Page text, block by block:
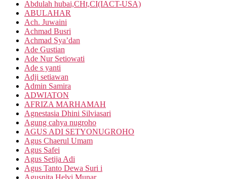
Abdulah hubai,CHt,CI(IACT-USA)
ABULAHAR
Ach. Juwaini
Achmad Busri
Achmad Sya’dan
Ade Gustian
Ade Nur Setiowati
Ade s yanti
Adji setiawan
Admin Samira
ADWIATON
AFRIZA MARHAMAH
Agnestasia Dhini Silviasari
Agung cahya nugroho
AGUS ADI SETYONUGROHO
Agus Chaerul Umam
Agus Safei
Agus Setija Adi
Agus Tanto Dewa Suri i
Agusnita Helvi Munar